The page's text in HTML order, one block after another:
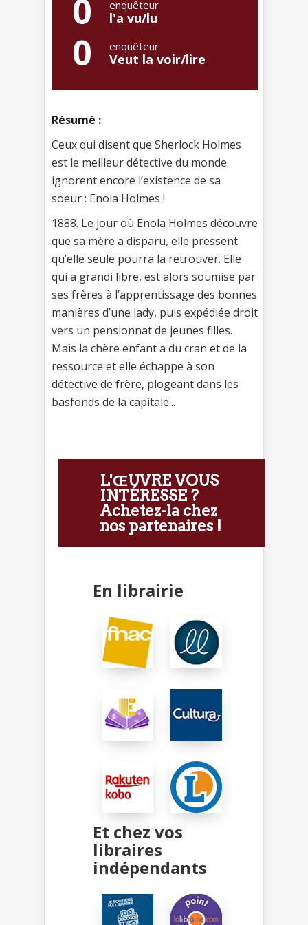
0 enquêteur
l'a vu/lu
0 enquêteur
Veut la voir/lire
Résumé :
Ceux qui disent que Sherlock Holmes
est le meilleur détective du monde
ignorent encore l’existence de sa
soeur : Enola Holmes !
1888. Le jour où Enola Holmes découvre
que sa mère a disparu, elle pressent
qu’elle seule pourra la retrouver. Elle
qui a grandi libre, est alors soumise par
ses frères à l’apprentissage des bonnes
manières d’une lady, puis expédiée droit
vers un pensionnat de jeunes filles.
Mais la chère enfant a du cran et de la
ressource et elle échappe à son
détective de frère, plogeant dans les
basfonds de la capitale...
L'ŒUVRE VOUS
INTÉRESSE ?
Achetez-la chez
nos partenaires !
En librairie
Et chez vos
libraires
indépendants